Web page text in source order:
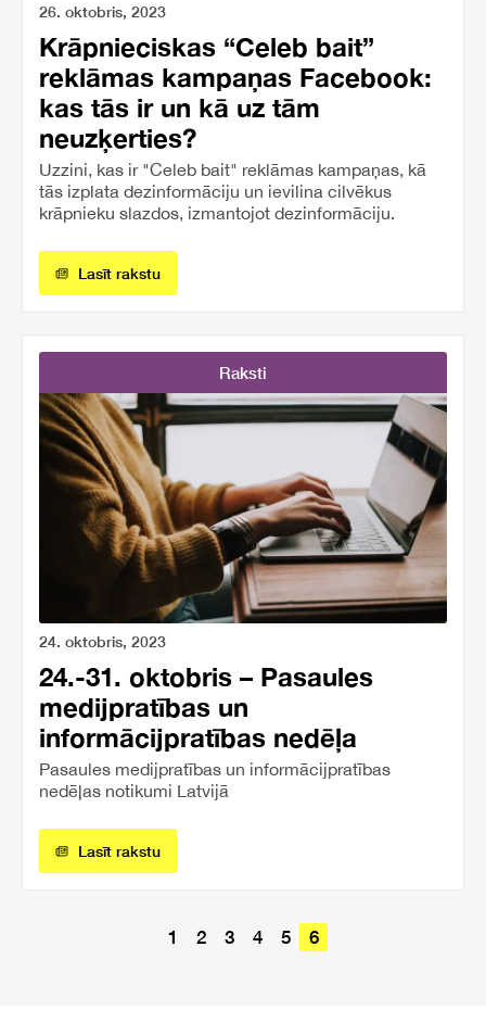
26. oktobris, 2023
Krāpnieciskas “Celeb bait”
reklāmas kampaņas Facebook:
kas tās ir un kā uz tām
neuzķerties?
Uzzini, kas ir "Celeb bait" reklāmas kampaņas, kā
tās izplata dezinformāciju un ievilina cilvēkus
krāpnieku slazdos, izmantojot dezinformāciju.
Lasīt rakstu
Raksti
24. oktobris, 2023
24.-31. oktobris – Pasaules
medijpratības un
informācijpratības nedēļa
Pasaules medijpratības un informācijpratības
nedēļas notikumi Latvijā
Lasīt rakstu
1 2 3 4 5 6